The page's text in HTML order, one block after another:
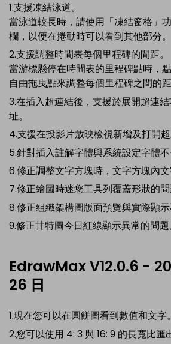
1.支援凍結泳道。
當泳道較長時，請使用「凍結窗格」
欄，以便在捲動時可以看到其他部分。
2.支援調整時間表每個里程碑的間距。
當游標懸停在時間表的里程碑點時，
自由拖曳點來調整每個里程碑之間的距
3.在插入超連結後，支援於展開超連
址。
4.支援在投影片放映檢視新增及打開超
5.針對插入註解字體與系統設定字體不
6.修正調整文字方塊時，文字方塊內文
7.修正繪圖時迷您工具列覆蓋形狀的問
8.修正組織架構圖版面預覽與實際顯示
9.修正甘特圖今日紅線顯示異常的問題
EdrawMax V12.0.6 -
26 日
1.現在您可以在圓餅圖看到數值和文字。
2.您可以使用 4: 3 與 16: 9 的長寬比匯